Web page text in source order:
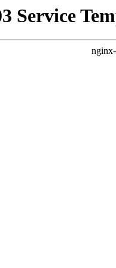
Service